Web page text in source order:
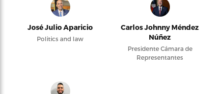
José Julio Aparicio
Politics and law
Carlos Johnny Méndez
Núñez
Presidente Cámara de
Representantes